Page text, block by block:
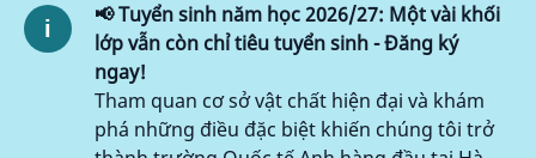
📢 Tuyển sinh năm học 2026/27: Một vài khối
lớp vẫn còn chỉ tiêu tuyển sinh - Đăng ký
ngay!
Tham quan cơ sở vật chất hiện đại và khám
phá những điều đặc biệt khiến chúng tôi trở
Chính sách Cookie
Chính sách bảo mật
Chính sách truy cập